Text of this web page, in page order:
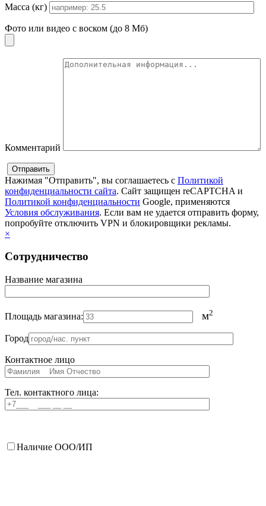
Масса (кг)
Фото или видео с воском (до 8 Мб)
Комментарий
Нажимая "Отправить", вы соглашаетесь с Политикой
конфиденциальности сайта. Сайт защищен reCAPTCHA и
Политикой конфиденциальности Google, применяются
Условия обслуживания. Если вам не удается отправить форму,
попробуйте отключить VPN и блокировщики рекламы.
×
Сотрудничество
Название магазина
Площадь магазина: м2
Город
Контактное лицо
Тел. контактного лица:
Наличие ООО/ИП